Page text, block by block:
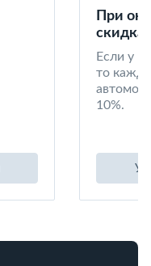
При
скидка
Если у
то
10%.